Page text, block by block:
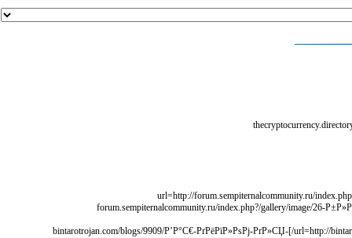
[url=http://forum.sempiternalcommunity.ru/
РїРѕРїСѓР»СЏСЂРЅС‹//]forum.sempiternalcommunity.ru/index.php?/
[url=http://bintarotrojan.com/blogs/9909/Р’Р°С€-РґРёРїР»РѕРј-РґР»СЏ-РєР°СЂСЊРµСЂРЅРѕРіРѕ-СЂРѕСЃС‚Р°-РґРѕСЃС‚СѓРїРЅРѕ-РєР°Р¶РґРѕРјСѓ/]bintarotrojan.com/blogs/9909/Р’Р°С€-РґРёРїР»РѕРј-РґР»СЏ-